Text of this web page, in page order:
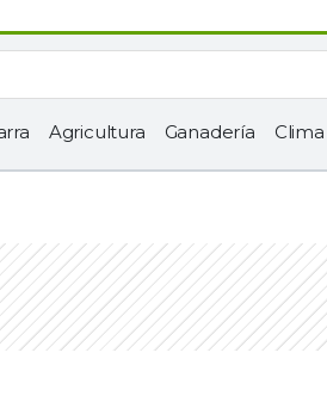
Agricultura Ganadería Clima